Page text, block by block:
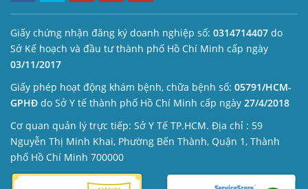
Giấy chứng nhận đăng ký doanh nghiệp số: 0314714407 do
Sở Kế hoạch và đầu tư thành phố Hồ Chí Minh cấp ngày
03/11/2017
Giấy phép hoạt động khám bệnh, chữa bệnh số: 05791/HCM-
GPHĐ do Sở Y tế thành phố Hồ Chí Minh cấp ngày 27/4/2018
Cơ quan quản lý trực tiếp: Sở Y Tế TP.HCM. Địa chỉ : 59
Nguyễn Thị Minh Khai, Phường Bến Thành, Quận 1, Thành
phố Hồ Chí Minh 700000